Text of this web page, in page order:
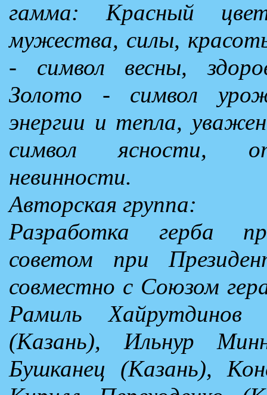
гамма: Красный
мужества, силы,
- символ весны,
Золото - символ
энергии и тепла,
символ ясности,
невинности.
Авторская группа:
Разработка герба
советом при
совместно с Союзом
Рамиль Хайрутдинов
(Казань), Ильнур
Бушканец (Казань),